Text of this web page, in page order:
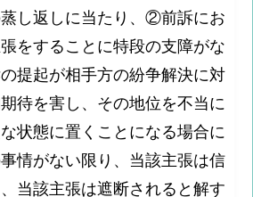
し返しに当たり、②前訴にお
をすることに特段の支障がな
提起が相手方の紛争解決に対
待を害し、その地位を不当に
状態に置くことになる場合に
情がない限り、当該主張は信
当該主張は遮断されると解す